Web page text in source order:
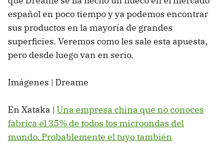
español en poco tiempo y ya podemos encontrar
sus productos en la mayoría de grandes
superficies. Veremos como les sale esta apuesta,
pero desde luego van en serio.
Imágenes | Dreame
En Xataka | Una empresa china que no conoces
fabrica el 35% de todos los microondas del
mundo. Probablemente el tuyo también